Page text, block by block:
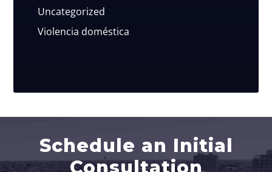
Uncategorized
Violencia doméstica
Schedule an Initial